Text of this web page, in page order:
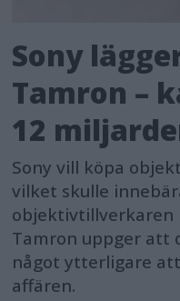
Sony
Tamron –
12
Sony vill köpa
vilket skulle
objektivtillverkaren
Tamron uppger att
något ytterligare
affären.